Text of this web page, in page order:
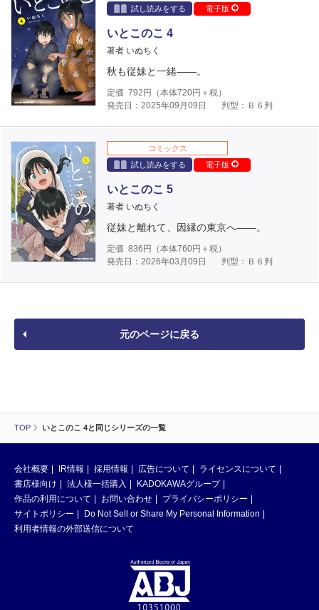
TOP いとこのこ 4と同じシリーズの一覧
試し読みをする
電子版
いとこのこ 4
著者 いぬちく
秋も従妹と一緒――。
定価 792 円（本体720円＋税）
発売日：2025年09月09日
判型：Ｂ６判
コミックス
試し読みをする
電子版
いとこのこ 5
著者 いぬちく
従妹と離れて、因縁の東京へ――。
定価 836 円（本体760円＋税）
発売日：2026年03月09日
判型：Ｂ６判
元のページに戻る
会社概要 IR情報 採用情報 広告について
ライセンスについて
書店様向け
法人様一括購入
KADOKAWAグループ
作品の利用について
お問い合わせ
プライバシーポリシー
サイトポリシー
Do Not Sell or Share My Personal Information
利用者情報の外部送信について